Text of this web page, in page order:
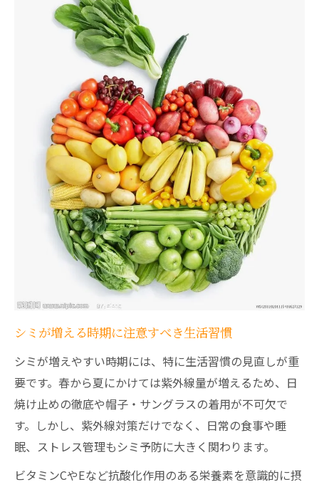
シミが増える時期に注意すべき生活習慣
シミが増えやすい時期には、特に生活習慣の見直しが重
要です。春から夏にかけては紫外線量が増えるため、日
焼け止めの徹底や帽子・サングラスの着用が不可欠で
す。しかし、紫外線対策だけでなく、日常の食事や睡
眠、ストレス管理もシミ予防に大きく関わります。
ビタミンCやEなど抗酸化作用のある栄養素を意識的に摂